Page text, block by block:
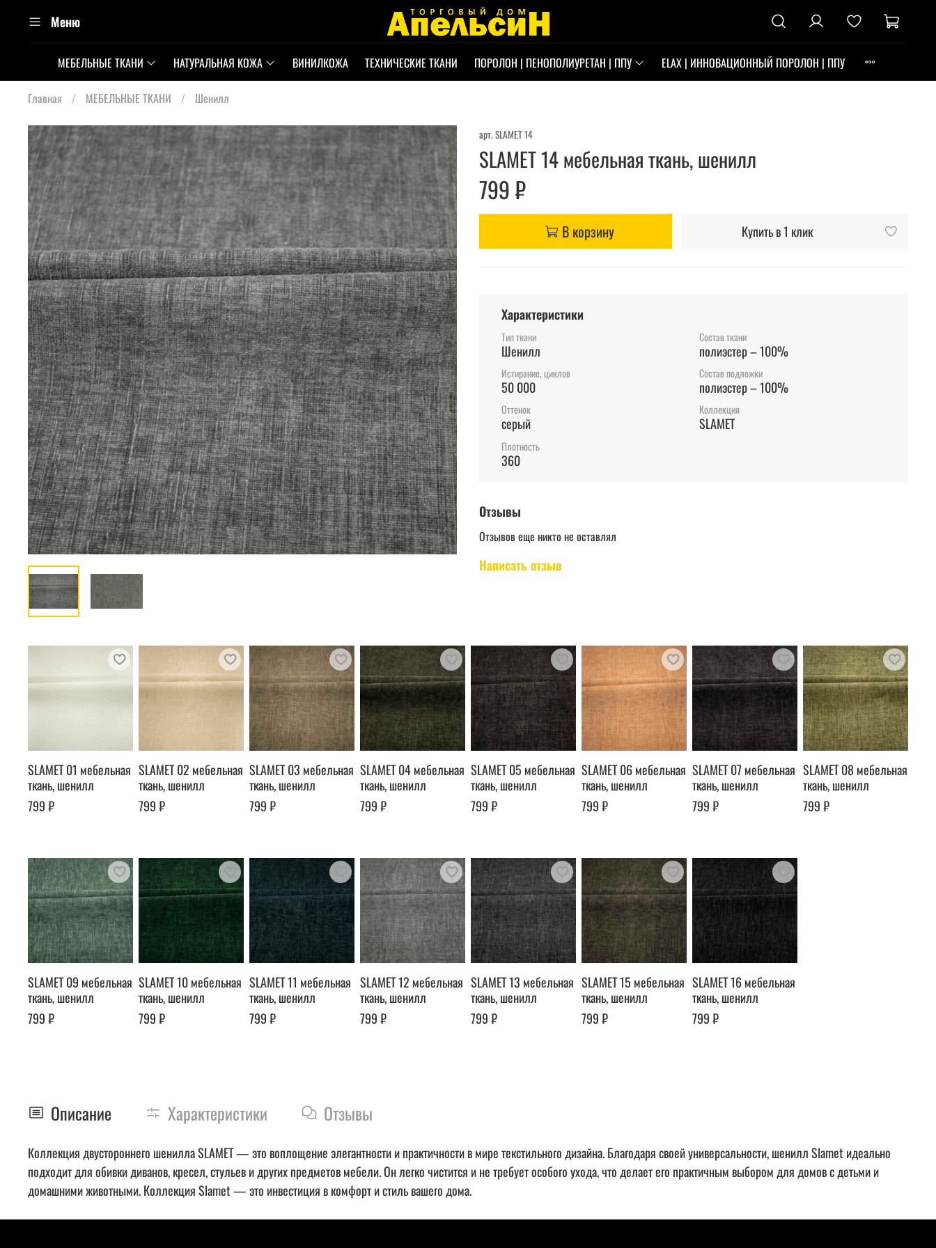
Меню
МЕБЕЛЬНЫЕ ТКАНИ НАТУРАЛЬНАЯ КОЖА ВИНИЛКОЖА ТЕХНИЧЕСКИЕ ТКАНИ ПОРОЛОН | ПЕНОПОЛИУРЕТАН | ППУ ELAX | ИННОВАЦИОННЫЙ ПОРОЛОН | ППУ
Главная МЕБЕЛЬНЫЕ ТКАНИ Шенилл
арт. SLAMET 14
SLAMET 14 мебельная ткань, шенилл
799 ₽
В корзину Купить в 1 клик
Характеристики
Тип ткани
Шенилл
Состав ткани
полиэстер – 100%
Истирание, циклов
50 000
Состав подложки
полиэстер – 100%
Оттенок
серый
Коллекция
SLAMET
Плотность
360
Отзывы
Отзывов еще никто не оставлял
Написать отзыв
SLAMET 01 мебельная
ткань, шенилл
799 ₽
SLAMET 02 мебельная
ткань, шенилл
799 ₽
SLAMET 03 мебельная
ткань, шенилл
799 ₽
SLAMET 04 мебельная
ткань, шенилл
799 ₽
SLAMET 05 мебельная
ткань, шенилл
799 ₽
SLAMET 06 мебельная
ткань, шенилл
799 ₽
SLAMET 07 мебельная
ткань, шенилл
799 ₽
SLAMET 08 мебельная
ткань, шенилл
799 ₽
SLAMET 09 мебельная
ткань, шенилл
799 ₽
SLAMET 10 мебельная
ткань, шенилл
799 ₽
SLAMET 11 мебельная
ткань, шенилл
799 ₽
SLAMET 12 мебельная
ткань, шенилл
799 ₽
SLAMET 13 мебельная
ткань, шенилл
799 ₽
SLAMET 15 мебельная
ткань, шенилл
799 ₽
SLAMET 16 мебельная
ткань, шенилл
799 ₽
Описание Характеристики Отзывы
Коллекция двустороннего шенилла SLAMET — это воплощение элегантности и практичности в мире текстильного дизайна. Благодаря своей универсальности, шенилл Slamet идеально
подходит для обивки диванов, кресел, стульев и других предметов мебели. Он легко чистится и не требует особого ухода, что делает его практичным выбором для домов с детьми и
домашними животными. Коллекция Slamet — это инвестиция в комфорт и стиль вашего дома.